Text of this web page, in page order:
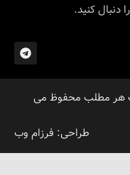
محفوظ می
طراحی: فرزام وب